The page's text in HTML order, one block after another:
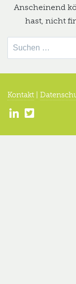
Anscheinend
hast, nicht
Suche
nach:
Kontakt